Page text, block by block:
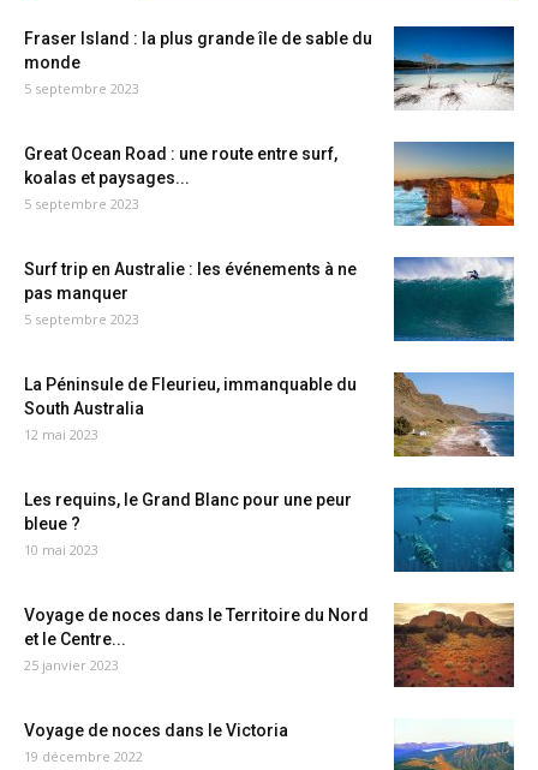
Fraser Island : la plus grande île de sable du
monde
5 septembre 2023
Great Ocean Road : une route entre surf,
koalas et paysages...
5 septembre 2023
Surf trip en Australie : les événements à ne
pas manquer
5 septembre 2023
La Péninsule de Fleurieu, immanquable du
South Australia
12 mai 2023
Les requins, le Grand Blanc pour une peur
bleue ?
10 mai 2023
Voyage de noces dans le Territoire du Nord
et le Centre...
25 janvier 2023
Voyage de noces dans le Victoria
19 décembre 2022